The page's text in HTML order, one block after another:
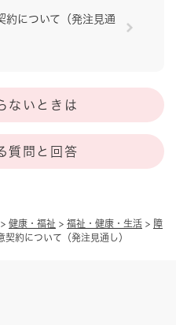
> 健康・福祉 > 福祉・健康・生活 > 障
約について（発注見通し）
約について（発注見通
ないときは
質問と回答